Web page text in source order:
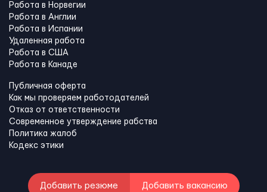
Работа в Норвегии
Работа в Англии
Работа в Испании
Удаленная работа
Работа в США
Работа в Канадe
Публичная оферта
Как мы проверяем работодателей
Отказ от ответственности
Современное утверждение рабства
Политика жалоб
Кодекс этики
Добавить резюме Добавить вакансию